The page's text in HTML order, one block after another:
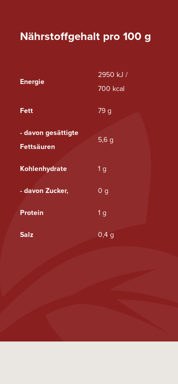
Nährstoffgehalt pro 100 g
Energie
2950 kJ /
700 kcal
Fett 79 g
- davon gesättigte
Fettsäuren
5,6 g
Kohlenhydrate 1 g
- davon Zucker, 0 g
Protein 1 g
Salz 0,4 g